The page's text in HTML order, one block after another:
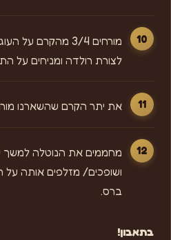
מורחים 3/4 מהקרם
לצורת רולדה ומניחים על
את יתר הקרם שהשארנו
ושופכים/ מזלפים אותה על
ברס.
בתאבון!